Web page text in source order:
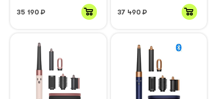
35 190 ₽ 37 490 ₽